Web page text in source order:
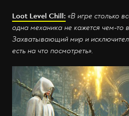
Loot Level Chill: «В игре столько
одна механика не кажется чем-то
Захватывающий мир и
есть на что посмотреть».